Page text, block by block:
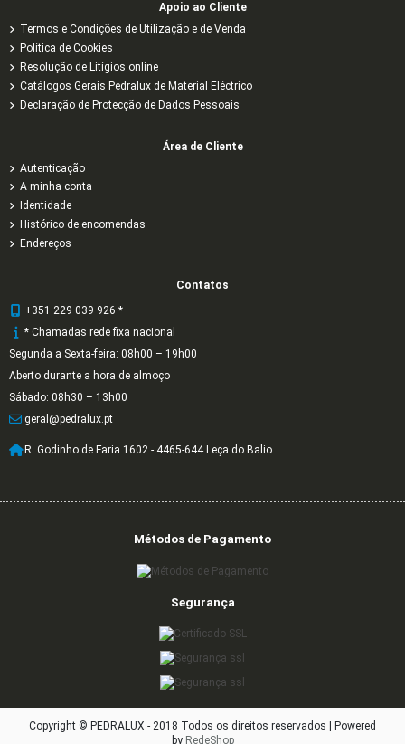
Apoio ao Cliente
Termos e Condições de Utilização e de Venda
Política de Cookies
Resolução de Litígios online
Catálogos Gerais Pedralux de Material Eléctrico
Declaração de Protecção de Dados Pessoais
Área de Cliente
Autenticação
A minha conta
Identidade
Histórico de encomendas
Endereços
Contatos
+351 229 039 926 *
* Chamadas rede fixa nacional
Segunda a Sexta-feira: 08h00 – 19h00
Aberto durante a hora de almoço
Sábado: 08h30 – 13h00
geral@pedralux.pt
R. Godinho de Faria 1602 - 4465-644 Leça do Balio
Métodos de Pagamento
Segurança
Copyright © PEDRALUX - 2018 Todos os direitos reservados |
Powered
by RedeShop